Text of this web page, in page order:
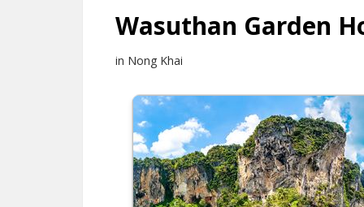
Wasuthan Garden
in Nong Khai